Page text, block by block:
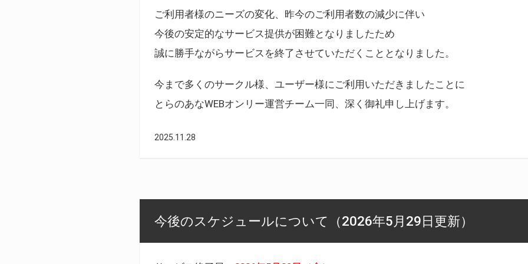
ご利用者様のニーズの変化、昨今のご利用者数の減少に伴い
今後の安定的なサービス提供が困難となりましたため
誠に勝手ながらサービスを終了させていただくこととなりました。
今まで多くのサークル様、ユーザー様にご利用いただきましたことに
とらのあなWEBオンリー運営チーム一同、深く御礼申し上げます。
2025.11.28
今後のスケジュールについて（2026年5月29日更新）